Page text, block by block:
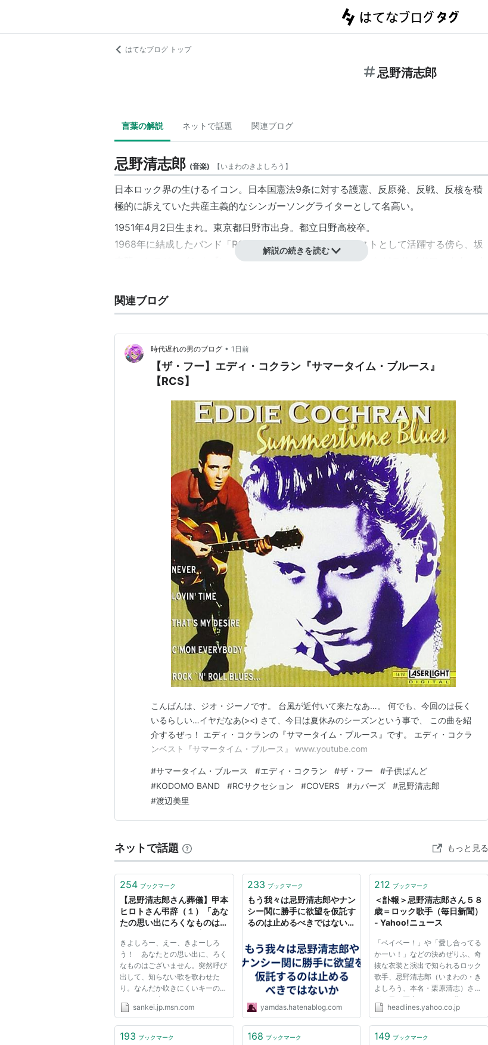
はてなブログ トップ
忌野清志郎
言葉の解説 ネットで話題 関連ブログ
忌野清志郎 (音楽) 【いまわのきよしろう 】
日本ロック界の生けるイコン。日本国憲法9条に対する護憲、反原発、反戦、反核を積
極的に訴えていた共産主義的なシンガーソングライターとして名高い。
1951年4月2日生まれ。東京都日野市出身。都立日野高校卒。
1968年に結成したバンド「RCサクセション 」のボーカリストとして活躍する傍ら、坂
本龍一とのジョイント『い・け・な・いルージュマジック』などのサイドワークも。ま
1991年にバンドを解散した後もソロ名義でバンド”Screaming Revue”やその縮小
版”Little Screaming Revue”を率いたり、篠原涼子、及川光博らとコラボレートした
2005年、映画「妖怪大戦争」に出演。
2006年7月、喉頭ガンのため夏のロックフェスティバルなどをキャンセルし緊急入院、
闘病生活に入る。
2008年7月、腰部骨がん転移。夏のロックフェスティバルなどをキャンセルし緊急入
院、再び闘病生活に入る。
2009年5月2日、癌性リンパ管症のため逝去。（享年58歳）
KING（2003年11月）ASIN:B0000QX1FU
GOD（2005年3月）
ASIN:B000793FGU
夢助（2006年10月）ASIN:B000HOJE1U
入門編（2008年5月）ASIN:B0017LII8C（ベスト盤）
忌野清志郎 完全復活祭 日本武道館 2枚組ライブアルバム（2008年6月）ASIN:
B0018HYGXQ
JUMP（2004年11月26日） ASIN:B000666UZC
Oh! RADIO（2009年6月17日）
ASIN:B0029XGP82
関連キーワード：
ロック歌手
アーティスト
ミュージシャン
リスト::アーティスト関連キーワード
「HIS」 （細野晴臣＋忌野清志郎＋坂本冬美）
解説の続きを読む
関連ブログ
時代遅れの男のブログ • 1日前
【ザ・フー】エディ・コクラン『サマータイム・ブルース』
【RCS】
こんばんは、ジオ・ジーノです。 台風が近付いて来たなあ…。 何でも、今回のは長く
いるらしい…イヤだなあ(><) さて、今日は夏休みのシーズンという事で、 この曲を紹
介するぜっ！ エディ・コクランの『サマータイム・ブルース』です。 エディ・コクラ
ンベスト『サマータイム・ブルース』 www.youtube.com
#サマータイム・ブルース #エディ・コクラン #ザ・フー #子供ばんど
#KODOMO BAND #RCサクセション #COVERS #カバーズ #忌野清志郎
#渡辺美里
ネットで話題 もっと見る
254 ブックマーク
【忌野清志郎さん葬儀】甲本
ヒロトさん弔辞（１）「あな
たの思い出にろくなものはご
ュース
きよしろー、えー、きよーしろ
う！ あなたとの思い出に、ろく
なものはございません。突然呼び
出して、知らない歌を歌わせた
り。なんだか吹きにくいキーのハ
ーモニカを吹かせてみたり。レコ
ーディングの作業中にトンチンカ
もんで、レコーディングが滞り、
sankei.jp.msn.com
233 ブックマーク
もう我々は忌野清志郎やナン
シー関に勝手に欲望を仮託す
るのは止めるべきではないか
yamdas.hatenablog.com
212 ブックマーク
＜訃報＞忌野清志郎さん５８
歳＝ロック歌手（毎日新聞）
- Yahoo!ニュース
「ベイベー！」や「愛し合ってる
かーい！」などの決めぜりふ、奇
抜な衣装と演出で知られるロック
歌手、忌野清志郎（いまわの・き
よしろう、本名・栗原清志）さん
が２日、死去したことが分かっ
た。５８歳だった。 東京生ま
と、忌野さんをリーダーとするバ
headlines.yahoo.co.jp
193 ブックマーク 168 ブックマーク 149 ブックマーク